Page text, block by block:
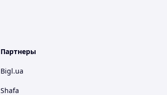
Партнеры
Bigl.ua
Shafa